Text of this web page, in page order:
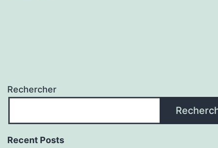
Rechercher
Recent Posts